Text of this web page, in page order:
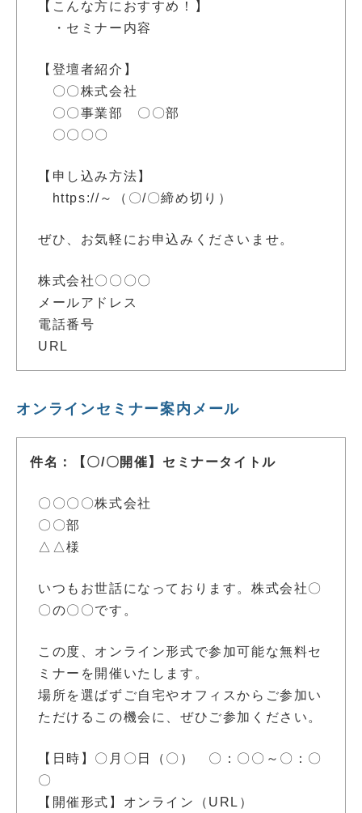
【こんな方におすすめ！】
・セミナー内容
【登壇者紹介】
〇〇株式会社
〇〇事業部 〇〇部
〇〇〇〇
【申し込み方法】
https://～（〇/〇締め切り）
ぜひ、お気軽にお申込みくださいませ。
株式会社〇〇〇〇
メールアドレス
電話番号
URL
オンラインセミナー案内メール
件名：【〇/〇開催】セミナータイトル
〇〇〇〇株式会社
〇〇部
△△様
いつもお世話になっております。株式会社〇
〇の〇〇です。
この度、オンライン形式で参加可能な無料セ
ミナーを開催いたします。
場所を選ばずご自宅やオフィスからご参加い
ただけるこの機会に、ぜひご参加ください。
【日時】〇月〇日（〇） 〇：〇〇～〇：〇
〇
【開催形式】オンライン（URL）